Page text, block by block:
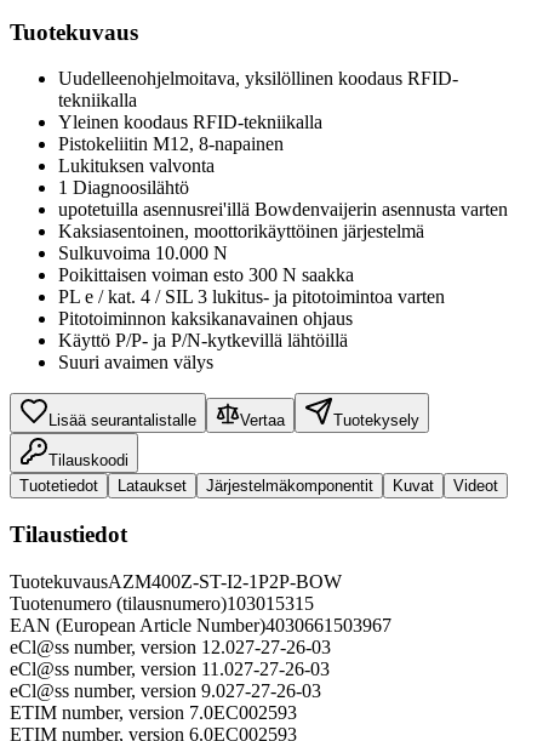
Tuotekuvaus
Uudelleenohjelmoitava, yksilöllinen koodaus RFID-
tekniikalla
Yleinen koodaus RFID-tekniikalla
Pistokeliitin M12, 8-napainen
Lukituksen valvonta
1 Diagnoosilähtö
upotetuilla asennusrei'illä Bowdenvaijerin asennusta varten
Kaksiasentoinen, moottorikäyttöinen järjestelmä
Sulkuvoima 10.000 N
Poikittaisen voiman esto 300 N saakka
PL e / kat. 4 / SIL 3 lukitus- ja pitotoimintoa varten
Pitotoiminnon kaksikanavainen ohjaus
Käyttö P/P- ja P/N-kytkevillä lähtöillä
Suuri avaimen välys
Lisää seurantalistalle Vertaa Tuotekysely
Tilauskoodi
Tuotetiedot
Lataukset Järjestelmäkomponentit Kuvat Videot
Tilaustiedot
TuotekuvausAZM400Z-ST-I2-1P2P-BOW
Tuotenumero (tilausnumero)103015315
EAN (European Article Number)4030661503967
eCl@ss number, version 12.027-27-26-03
eCl@ss number, version 11.027-27-26-03
eCl@ss number, version 9.027-27-26-03
ETIM number, version 7.0EC002593
ETIM number, version 6.0EC002593